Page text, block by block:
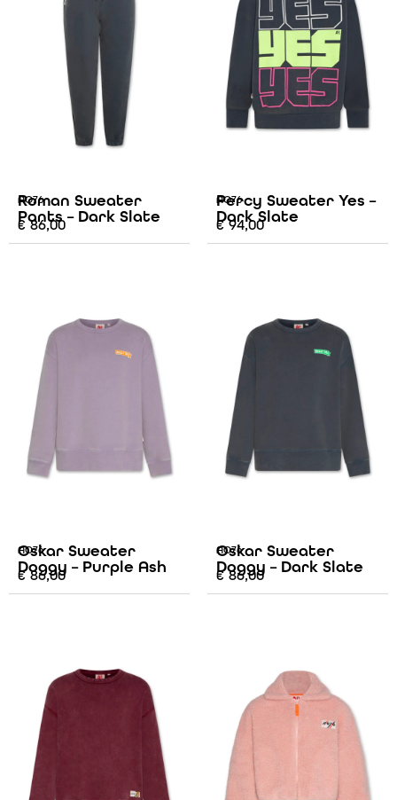
AO76
Roman Sweater
Pants – Dark Slate
€86,00
AO76
Percy Sweater Yes –
Dark Slate
€94,00
AO76
Oskar Sweater
Doggy – Purple Ash
€86,00
AO76
Oskar Sweater
Doggy – Dark Slate
€86,00